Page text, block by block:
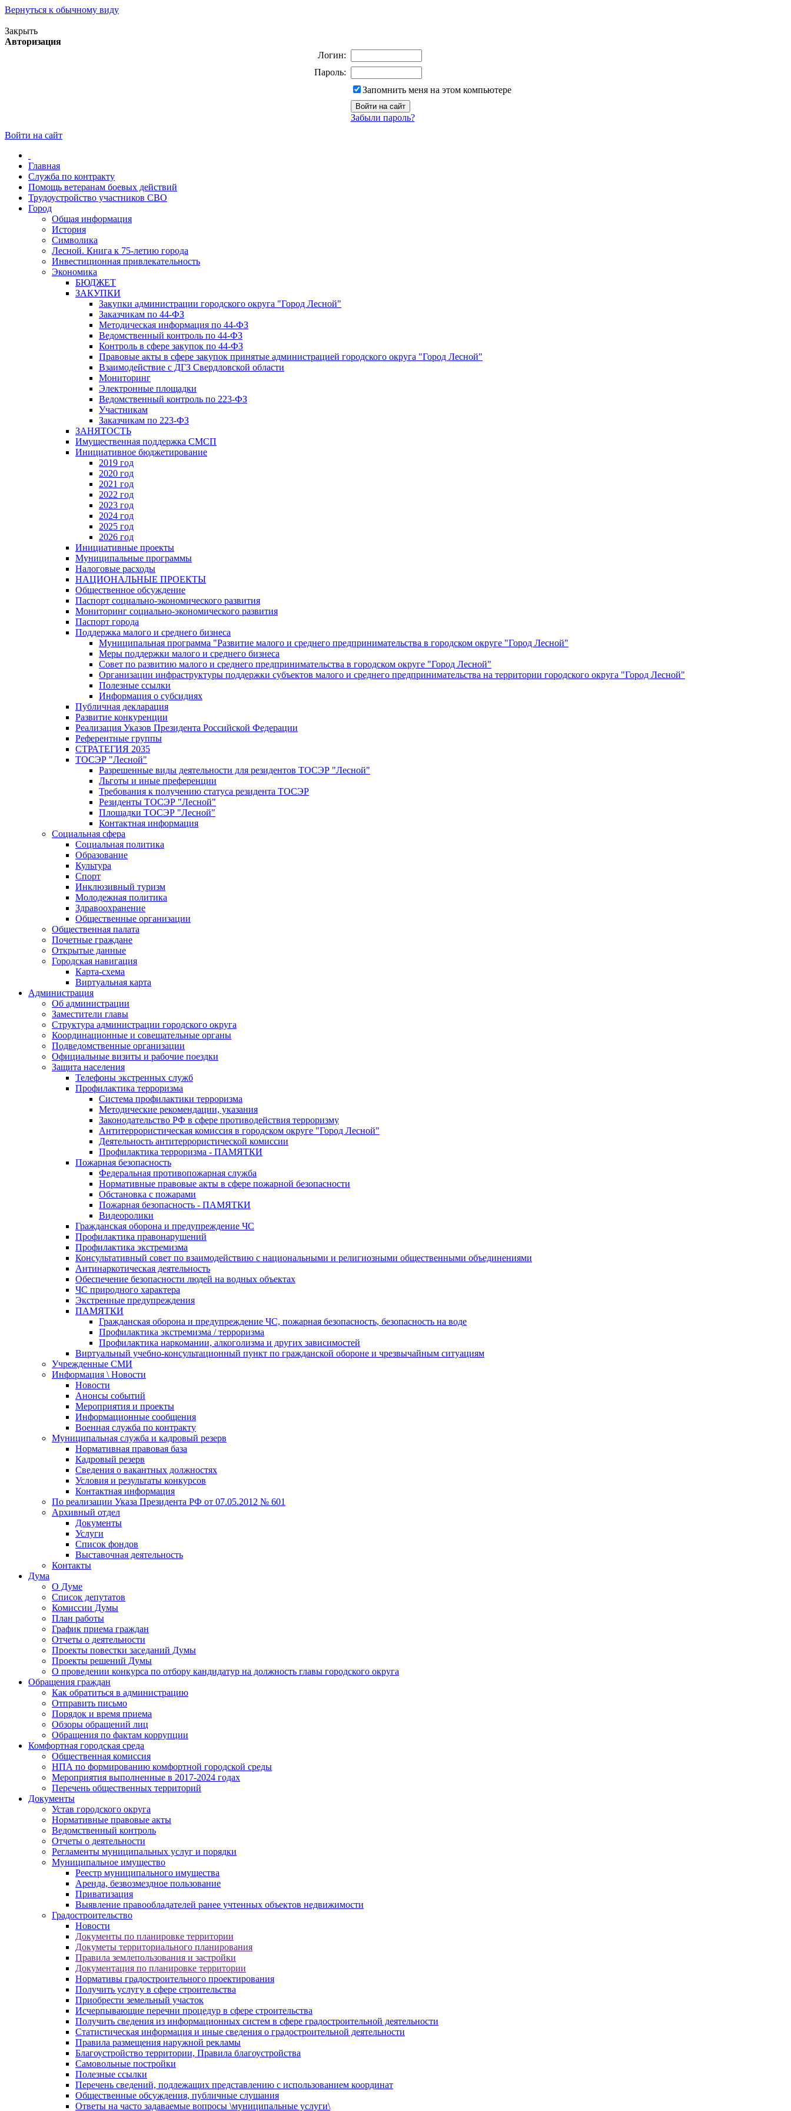
Вернуться к обычному виду
Закрыть
Авторизация
Логин:
Пароль:
Запомнить меня на этом компьютере
Забыли пароль?
Войти на сайт
Главная
Служба по контракту
Помощь ветеранам боевых действий
Трудоустройство участников СВО
Город
Общая информация
История
Символика
Лесной. Книга к 75-летию города
Инвестиционная привлекательность
Экономика
БЮДЖЕТ
ЗАКУПКИ
Закупки администрации городского округа "Город Лесной"
Заказчикам по 44-ФЗ
Методическая информация по 44-ФЗ
Ведомственный контроль по 44-ФЗ
Контроль в сфере закупок по 44-ФЗ
Правовые акты в сфере закупок принятые администрацией городского округа "Город Лесной"
Взаимодействие с ДГЗ Свердловской области
Мониторинг
Электронные площадки
Ведомственный контроль по 223-ФЗ
Участникам
Заказчикам по 223-ФЗ
ЗАНЯТОСТЬ
Имущественная поддержка СМСП
Инициативное бюджетирование
2019 год
2020 год
2021 год
2022 год
2023 год
2024 год
2025 год
2026 год
Инициативные проекты
Муниципальные программы
Налоговые расходы
НАЦИОНАЛЬНЫЕ ПРОЕКТЫ
Общественное обсуждение
Паспорт социально-экономического развития
Мониторинг социально-экономического развития
Паспорт города
Поддержка малого и среднего бизнеса
Муниципальная программа "Развитие малого и среднего предпринимательства в городском округе "Город Лесной"
Меры поддержки малого и среднего бизнеса
Совет по развитию малого и среднего предпринимательства в городском округе "Город Лесной"
Организации инфраструктуры поддержки субъектов малого и среднего предпринимательства на территории городского округа "Город Лесной"
Полезные ссылки
Информация о субсидиях
Публичная декларация
Развитие конкуренции
Реализация Указов Президента Российской Федерации
Референтные группы
СТРАТЕГИЯ 2035
ТОСЭР "Лесной"
Разрешенные виды деятельности для резидентов ТОСЭР "Лесной"
Льготы и иные преференции
Требования к получению статуса резидента ТОСЭР
Резиденты ТОСЭР "Лесной"
Площадки ТОСЭР "Лесной"
Контактная информация
Социальная сфера
Социальная политика
Образование
Культура
Спорт
Инклюзивный туризм
Молодежная политика
Здравоохранение
Общественные организации
Общественная палата
Почетные граждане
Открытые данные
Городская навигация
Карта-схема
Виртуальная карта
Администрация
Об администрации
Заместители главы
Структура администрации городского округа
Координационные и совещательные органы
Подведомственные организации
Официальные визиты и рабочие поездки
Защита населения
Телефоны экстренных служб
Профилактика терроризма
Система профилактики терроризма
Методические рекомендации, указания
Законодательство РФ в сфере противодействия терроризму
Антитеррористическая комиссия в городском округе "Город Лесной"
Деятельность антитеррористической комиссии
Профилактика терроризма - ПАМЯТКИ
Пожарная безопасность
Федеральная противопожарная служба
Нормативные правовые акты в сфере пожарной безопасности
Обстановка с пожарами
Пожарная безопасность - ПАМЯТКИ
Видеоролики
Гражданская оборона и предупреждение ЧС
Профилактика правонарушений
Профилактика экстремизма
Консультативный совет по взаимодействию с национальными и религиозными общественными объединениями
Антинаркотическая деятельность
Обеспечение безопасности людей на водных объектах
ЧС природного характера
Экстренные предупреждения
ПАМЯТКИ
Гражданская оборона и предупреждение ЧС, пожарная безопасность, безопасность на воде
Профилактика экстремизма / терроризма
Профилактика наркомании, алкоголизма и других зависимостей
Виртуальный учебно-консультационный пункт по гражданской обороне и чрезвычайным ситуациям
Учрежденные СМИ
Информация \ Новости
Новости
Анонсы событий
Мероприятия и проекты
Информационные сообщения
Военная служба по контракту
Муниципальная служба и кадровый резерв
Нормативная правовая база
Кадровый резерв
Сведения о вакантных должностях
Условия и результаты конкурсов
Контактная информация
По реализации Указа Президента РФ от 07.05.2012 № 601
Архивный отдел
Документы
Услуги
Список фондов
Выставочная деятельность
Контакты
Дума
О Думе
Список депутатов
Комиссии Думы
План работы
График приема граждан
Отчеты о деятельности
Проекты повестки заседаний Думы
Проекты решений Думы
О проведении конкурса по отбору кандидатур на должность главы городского округа
Обращения граждан
Как обратиться в администрацию
Отправить письмо
Порядок и время приема
Обзоры обращений лиц
Обращения по фактам коррупции
Комфортная городская среда
Общественная комиссия
НПА по формированию комфортной городской среды
Мероприятия выполненные в 2017-2024 годах
Перечень общественных территорий
Документы
Устав городского округа
Нормативные правовые акты
Ведомственный контроль
Отчеты о деятельности
Регламенты муниципальных услуг и порядки
Муниципальное имущество
Реестр муниципального имущества
Аренда, безвозмездное пользование
Приватизация
Выявление правообладателей ранее учтенных объектов недвижимости
Градостроительство
Новости
Документы по планировке территории
Докуметы территориального планирования
Правила землепользования и застройки
Документация по планировке территории
Нормативы градостроительного проектирования
Получить услугу в сфере строительства
Приобрести земельный участок
Исчерпывающие перечни процедур в сфере строительства
Получить сведения из информационных систем в сфере градостроительной деятельности
Статистическая информация и иные сведения о градостроительной деятельности
Правила размещения наружной рекламы
Благоустройство территории, Правила благоустройства
Самовольные постройки
Полезные ссылки
Перечень сведений, подлежащих представлению с использованием координат
Общественные обсуждения, публичные слушания
Ответы на часто задаваемые вопросы \муниципальные услуги\